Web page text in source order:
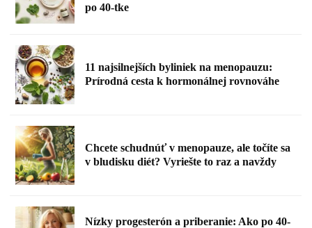
po 40-tke
11 najsilnejších byliniek na menopauzu:
Prírodná cesta k hormonálnej rovnováhe
Chcete schudnúť v menopauze, ale točíte sa
v bludisku diét? Vyriešte to raz a navždy
Nízky progesterón a priberanie: Ako po 40-